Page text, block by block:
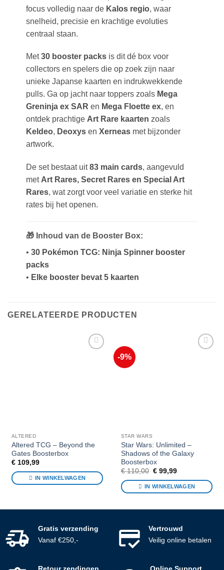
focus volledig naar de Kalos regio, waar
snelheid, precisie en krachtige evoluties
centraal staan.
Met30 booster packsis dit dé box voor
collectors en spelers die op zoek zijn naar
unieke Japanse kaarten en indrukwekkende
pulls. Ga op jacht naar toppers zoals Mega
Greninja ex SAR en Mega Floette ex, en
ontdek prachtige Art Rare kaarten zoals
Keldeo, Deoxysen Xerneasmet bijzonder
artwork.
De set bestaat uit83 main cards, aangevuld
met Art Rares, Secret Rares en Special Art
Rares, wat zorgt voor veel variatie en sterke hit
rates bij het openen.
🎁 Inhoud van de Booster Box:
• 30 Pokémon TCG: Ninja Spinner booster
packs
• Elke booster bevat 5 kaarten
GERELATEERDE PRODUCTEN
ALTERED
Altered TCG – Beyond the
Gates Boosterbox
€109,99
IN WINKELWAGEN
-9%
STAR WARS
Star Wars: Unlimited –
Shadows of the Galaxy
Boosterbox
€110,00 Oorspronkelijke
was:
€ 110,00.
€99,99Huidige
is:
€ 99,99.
IN WINKELWAGEN
Gratis verzending
Vanaf €250,-
Vertrouwd
Veilig online betalen
Retour zendingen
Online Support